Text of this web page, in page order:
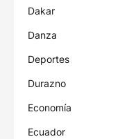
Dakar
Danza
Deportes
Durazno
Economía
Ecuador